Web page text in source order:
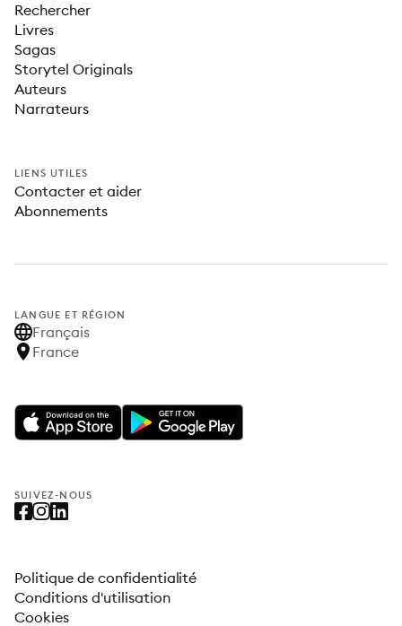
Rechercher
Livres
Sagas
Storytel Originals
Auteurs
Narrateurs
LIENS UTILES
Contacter et aider
Abonnements
LANGUE ET RÉGION
Français
France
SUIVEZ-NOUS
Politique de confidentialité
Conditions d'utilisation
Cookies